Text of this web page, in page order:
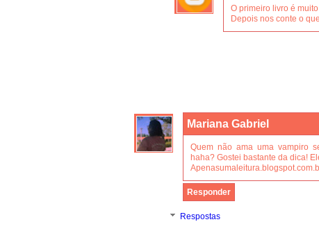
O primeiro livro é
Depois nos conte o
Mariana Gabriel
Quem não ama uma vampiro
haha? Gostei bastante da dica!
Responder
Respostas